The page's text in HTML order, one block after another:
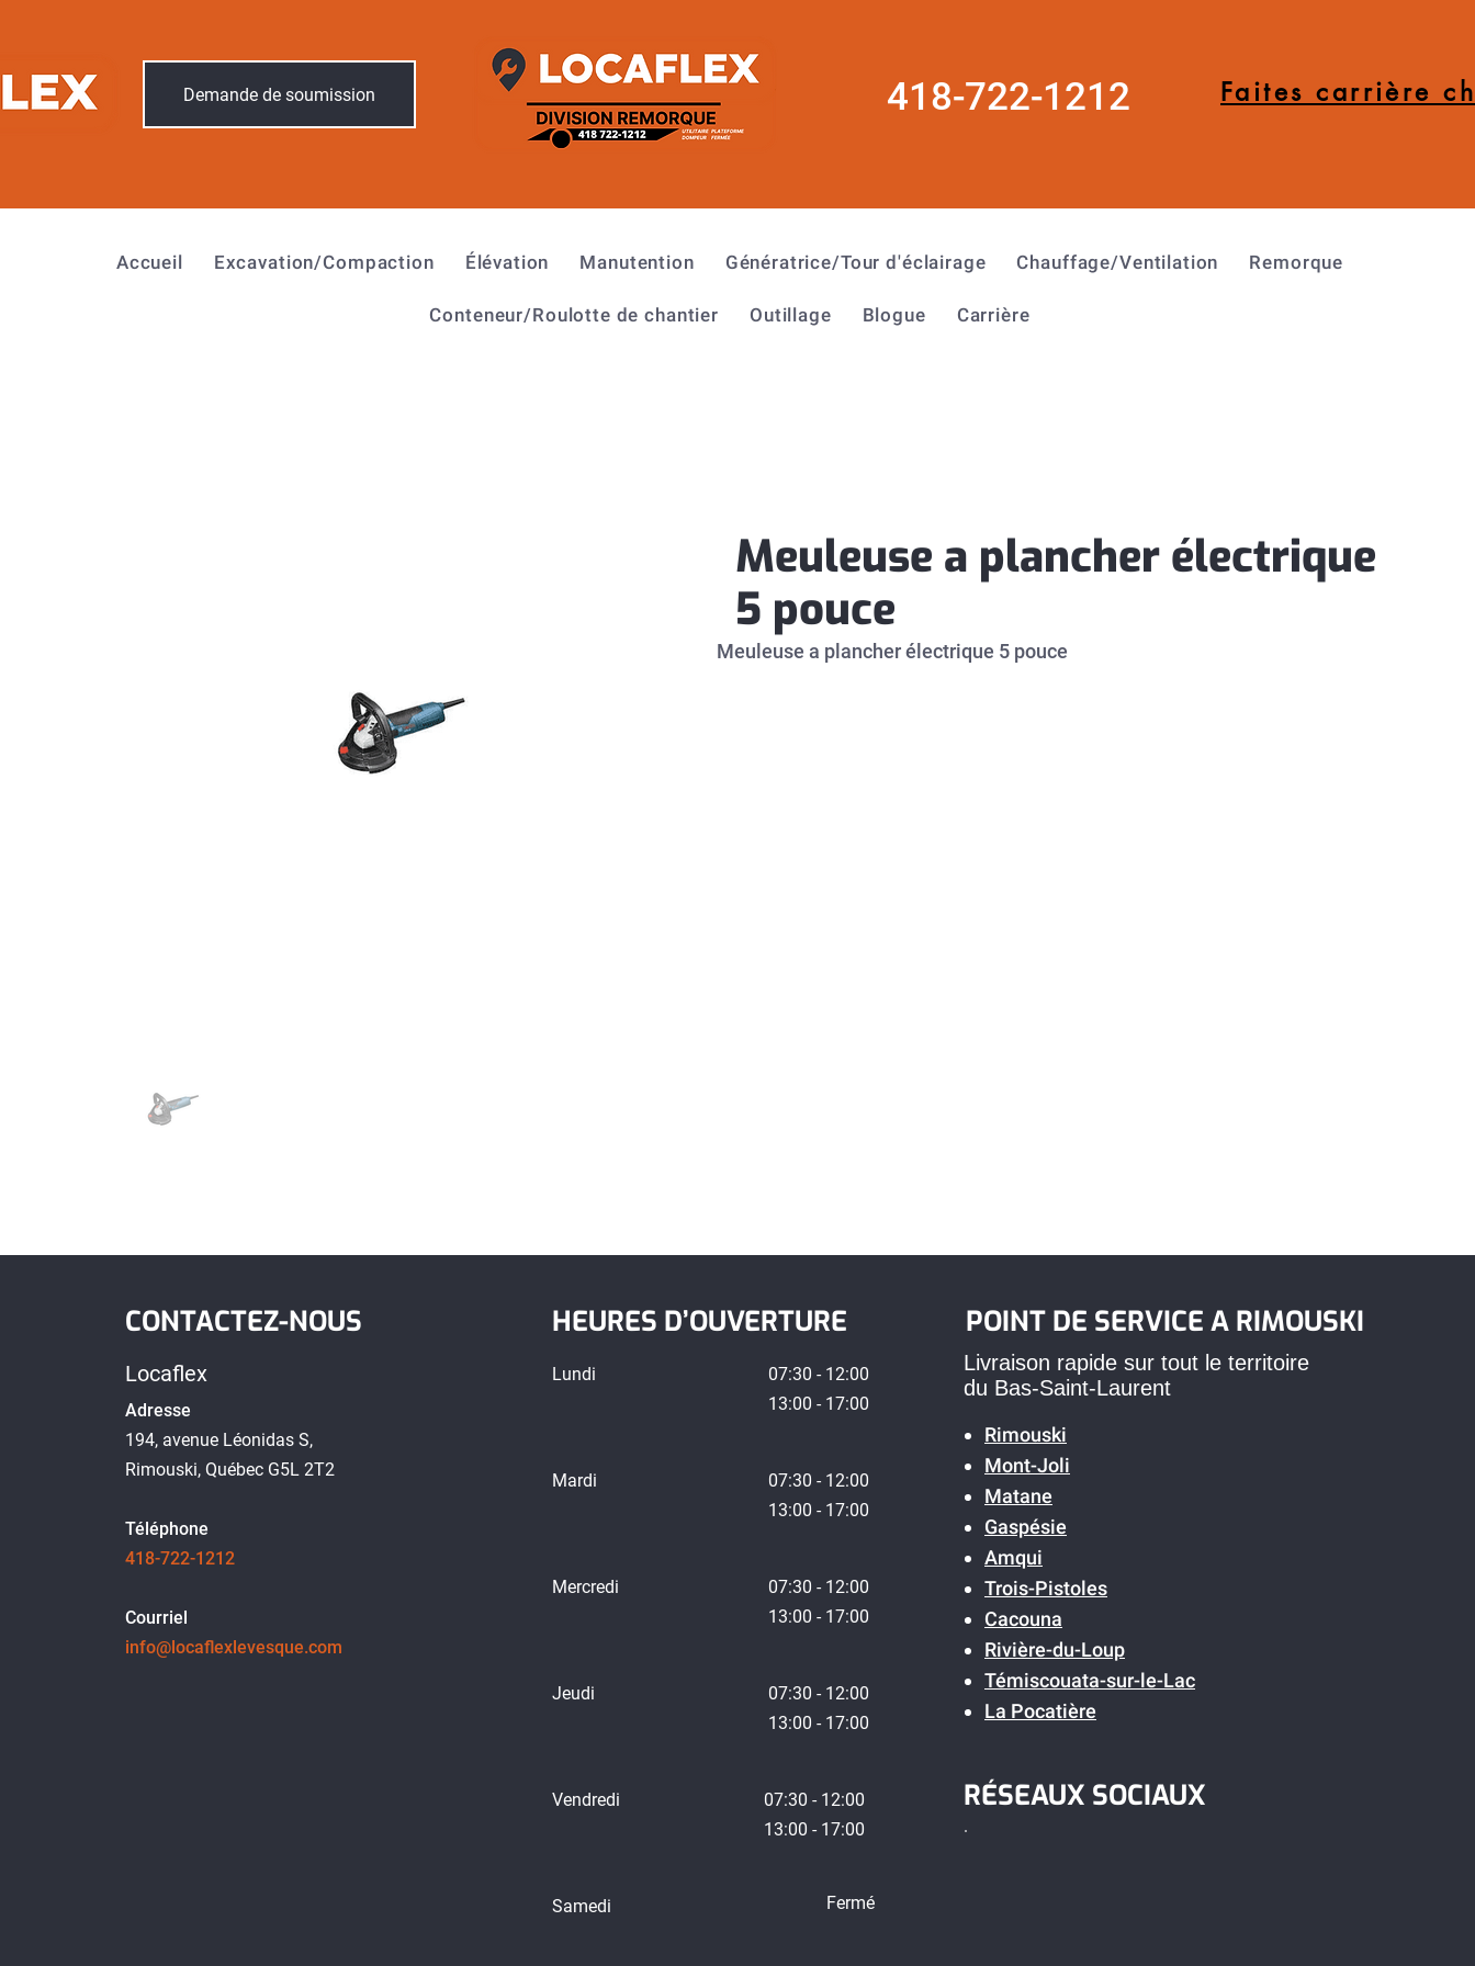
Demande de soumission 418-722-1212 Faites carrière
Accueil Excavation/Compaction Élévation Manutention Génératrice/Tour d'éclairage Chauffage/Ventilation Remorque
Conteneur/Roulotte de chantier Outillage Blogue Carrière
Meuleuse a plancher électrique
5 pouce
Meuleuse a plancher électrique 5 pouce
CONTACTEZ-NOUS
Locaflex
Adresse
194, avenue Léonidas S,
Rimouski, Québec G5L 2T2
Téléphone
418-722-1212
Courriel
info@locaflexlevesque.com
HEURES D’OUVERTURE
Lundi
07:30 - 12:00
13:00 - 17:00
Mardi
07:30 - 12:00
13:00 - 17:00
Mercredi
07:30 - 12:00
13:00 - 17:00
Jeudi
07:30 - 12:00
13:00 - 17:00
Vendredi
07:30 - 12:00
13:00 - 17:00
Samedi Fermé
POINT DE SERVICE A RIMOUSKI
Livraison rapide sur tout le territoire
du Bas-Saint-Laurent
Rimouski
Mont-Joli
Matane
Gaspésie
Amqui
Trois-Pistoles
Cacouna
Rivière-du-Loup
Témiscouata-sur-le-Lac
La Pocatière
RÉSEAUX SOCIAUX